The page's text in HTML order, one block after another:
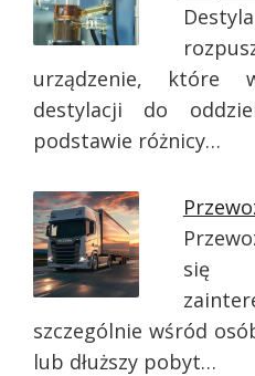
urządzenie, które
destylacji do
podstawie różnicy…
szczególnie wśród
lub dłuższy pobyt…